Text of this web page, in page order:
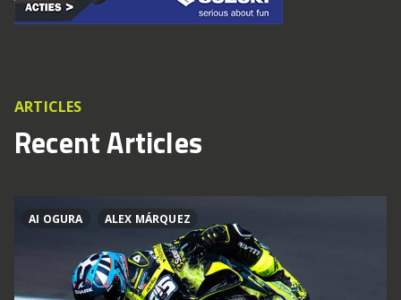
ARTICLES
Recent Articles
AI OGURA ALEX MÁRQUEZ